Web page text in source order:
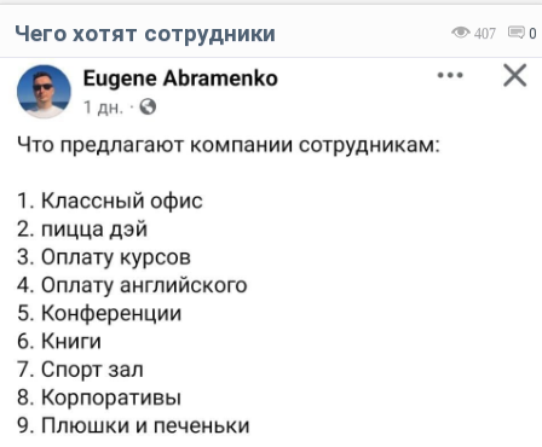
407 0
Чего хотят сотрудники